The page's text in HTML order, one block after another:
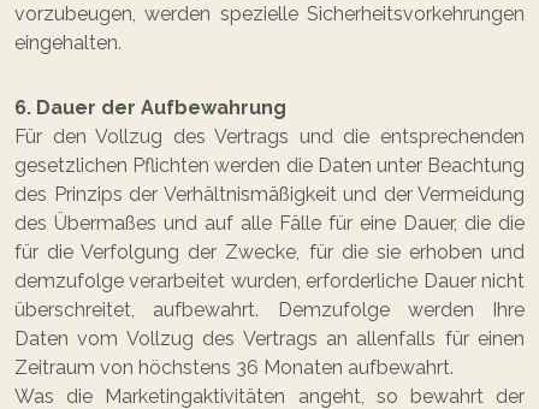
vorzubeugen, werden spezielle Sicherheitsvorkehrungen
eingehalten.
6. Dauer der Aufbewahrung
Für den Vollzug des Vertrags und die entsprechenden
gesetzlichen Pflichten werden die Daten unter Beachtung
des Prinzips der Verhältnismäßigkeit und der Vermeidung
des Übermaßes und auf alle Fälle für eine Dauer, die die
für die Verfolgung der Zwecke, für die sie erhoben und
demzufolge verarbeitet wurden, erforderliche Dauer nicht
überschreitet, aufbewahrt. Demzufolge werden Ihre
Daten vom Vollzug des Vertrags an allenfalls für einen
Zeitraum von höchstens 36 Monaten aufbewahrt.
Was die Marketingaktivitäten angeht, so bewahrt der